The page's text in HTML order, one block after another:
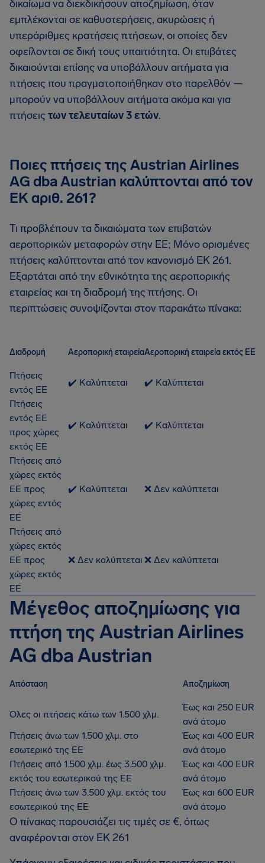
δικαίωμα να διεκδικήσουν αποζημίωση, όταν
εμπλέκονται σε καθυστερήσεις, ακυρώσεις ή
υπεράριθμες κρατήσεις πτήσεων, οι οποίες δεν
οφείλονται σε δική τους υπαιτιότητα. Οι επιβάτες
δικαιούνται επίσης να υποβάλλουν αιτήματα για
πτήσεις που πραγματοποιήθηκαν στο παρελθόν —
μπορούν να υποβάλλουν αιτήματα ακόμα και για
πτήσειςτων τελευταίων 3 ετών.
Ποιες πτήσεις της Austrian Airlines
AG dba Austrian καλύπτονται από τον
ΕΚ αριθ. 261?
Τι προβλέπουν τα δικαιώματα των επιβατών
αεροπορικών μεταφορών στην ΕΕ; Μόνο ορισμένες
πτήσεις καλύπτονται από τον κανονισμό ΕΚ 261.
Εξαρτάται από την εθνικότητα της αεροπορικής
εταιρείας και τη διαδρομή της πτήσης. Οι
περιπτώσεις συνοψίζονται στον παρακάτω πίνακα:
Διαδρομή Αεροπορική εταιρείαΑεροπορική εταιρεία εκτός ΕΕ
Πτήσεις
εντός ΕΕ
✔️ Καλύπτεται
✔️ Καλύπτεται
Πτήσεις
εντός ΕΕ
προς χώρες
εκτός ΕΕ
✔️ Καλύπτεται ✔️ Καλύπτεται
Πτήσεις από
χώρες εκτός
ΕΕ προς
χώρες εντός
ΕΕ
✔️ Καλύπτεται ❌ Δεν καλύπτεται
Πτήσεις από
χώρες εκτός
ΕΕ προς
χώρες εκτός
ΕΕ
❌ Δεν καλύπτεται ❌ Δεν καλύπτεται
Μέγεθος αποζημίωσης για
πτήση της Austrian Airlines
AG dba Austrian
Απόσταση Αποζημίωση
Όλες οι πτήσεις κάτω των 1.500 χλμ.
Έως και 250 EUR
ανά άτομο
Πτήσεις άνω των 1.500 χλμ. στο
εσωτερικό της ΕΕ
Έως και 400 EUR
ανά άτομο
Πτήσεις από 1.500 χλμ. έως 3.500 χλμ.
εκτός του εσωτερικού της ΕΕ
Έως και 400 EUR
ανά άτομο
Πτήσεις άνω των 3.500 χλμ. εκτός του
εσωτερικού της ΕΕ
Έως και 600 EUR
ανά άτομο
Ο πίνακας παρουσιάζει τις τιμές σε €, όπως
αναφέρονται στον ΕΚ 261